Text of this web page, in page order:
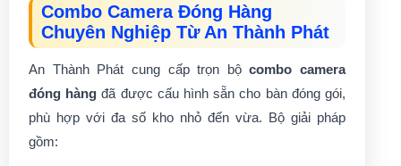
Combo Camera Đóng Hàng
Chuyên Nghiệp Từ An Thành Phát
An Thành Phát cung cấp trọn bộcombo camera
đóng hàng đã được cấu hình sẵn cho bàn đóng gói,
phù hợp với đa số kho nhỏ đến vừa. Bộ giải pháp
gồm: